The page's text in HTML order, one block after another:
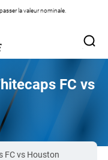
la valeur nominale.
FC vs
FC vs Houston